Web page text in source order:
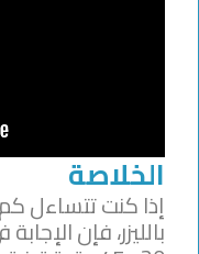
الخلاصة
إذا كنت تتساءل
بالليزر، فإن